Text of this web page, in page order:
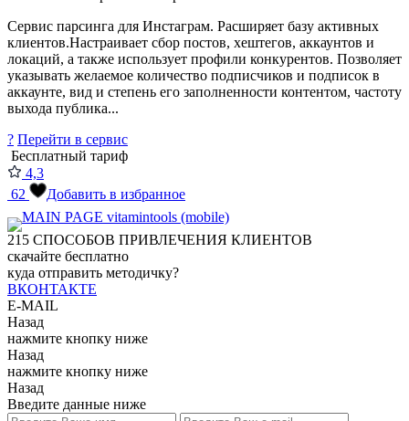
Сервис парсинга для Инстаграм. Расширяет базу активных
клиентов.Настраивает сбор постов, хештегов, аккаунтов и
локаций, а также использует профили конкурентов. Позволяет
указывать желаемое количество подписчиков и подписок в
аккаунте, вид и степень его заполненности контентом, частоту
выхода публика...
? Перейти в сервис
Бесплатный тариф
4,3
62
Добавить в избранное
215 СПОСОБОВ ПРИВЛЕЧЕНИЯ КЛИЕНТОВ
скачайте бесплатно
куда отправить методичку?
ВКОНТАКТЕ
E-MAIL
Назад
нажмите кнопку ниже
Назад
нажмите кнопку ниже
Назад
Введите данные ниже